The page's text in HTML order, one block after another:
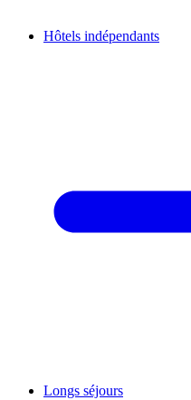
Hôtels indépendants
Longs séjours